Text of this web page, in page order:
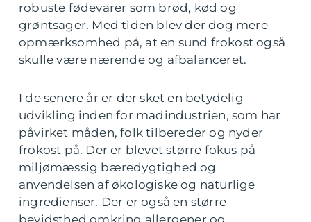
robuste fødevarer som brød, kød og
grøntsager. Med tiden blev der dog mere
opmærksomhed på, at en sund frokost også
skulle være nærende og afbalanceret.
I de senere år er der sket en betydelig
udvikling inden for madindustrien, som har
påvirket måden, folk tilbereder og nyder
frokost på. Der er blevet større fokus på
miljømæssig bæredygtighed og
anvendelsen af økologiske og naturlige
ingredienser. Der er også en større